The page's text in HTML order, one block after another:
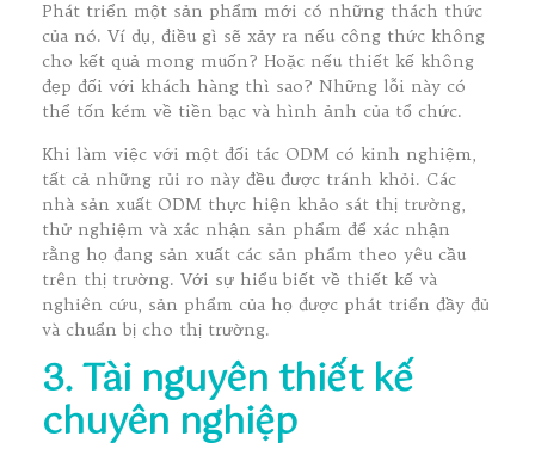
Phát triển một sản phẩm mới có những thách thức
của nó. Ví dụ, điều gì sẽ xảy ra nếu công thức không
cho kết quả mong muốn? Hoặc nếu thiết kế không
đẹp đối với khách hàng thì sao? Những lỗi này có
thể tốn kém về tiền bạc và hình ảnh của tổ chức.
Khi làm việc với một đối tác ODM có kinh nghiệm,
tất cả những rủi ro này đều được tránh khỏi. Các
nhà sản xuất ODM thực hiện khảo sát thị trường,
thử nghiệm và xác nhận sản phẩm để xác nhận
rằng họ đang sản xuất các sản phẩm theo yêu cầu
trên thị trường. Với sự hiểu biết về thiết kế và
nghiên cứu, sản phẩm của họ được phát triển đầy đủ
và chuẩn bị cho thị trường.
3. Tài nguyên thiết kế
chuyên nghiệp